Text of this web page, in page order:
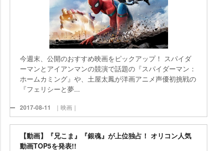
今週末、公開のおすすめ映画をピックアップ！ スパイダ
ーマンとアイアンマンの競演で話題の『スパイダーマン：
ホームカミング』や、土屋太鳳が洋画アニメ声優初挑戦の
『フェリシーと夢...
2017-08-11 ｜映画｜
【動画】『兄こま』『銀魂』が上位独占！ オリコン人気
動画TOP5を発表!!